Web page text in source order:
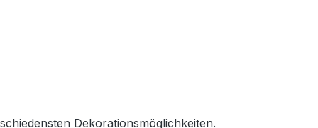
Dekorationsmöglichkeiten.